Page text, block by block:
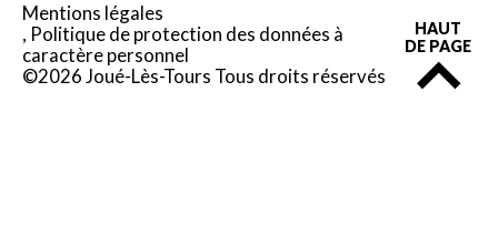
Mentions légales
Politique de protection des données à
caractère personnel
©2026 Joué-Lès-Tours Tous droits réservés
HAUT
DE PAGE